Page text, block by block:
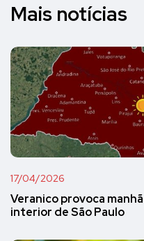
Mais notícias
17/04/2026
Veranico provoca
interior de São Paulo